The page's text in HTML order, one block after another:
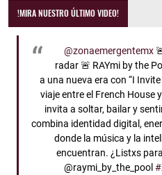
!MIRA NUESTRO ÚLTIMO VIDEO!
@zonaemergentemx
radar 🚨 RAYmi by the
a una nueva era con “I
viaje entre el French House
invita a soltar, bailar y
combina identidad digital,
donde la música y la
encuentran. ¿Listxs
@raymi_by_the_pool